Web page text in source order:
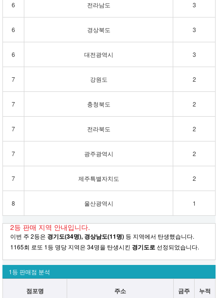
6 전라남도 3
6 경상북도 3
6 대전광역시 3
7 강원도 2
7 충청북도 2
7 전라북도 2
7 광주광역시 2
7 제주특별자치도 2
8 울산광역시 1
2등 판매 지역 안내입니다.
이번 주 2등은 경기도(34명), 경상남도(11명) 등 지역에서 탄생했습니다.
1165회 로또 1등 명당 지역은 34명을 탄생시킨 경기도로선정되었습니다.
1등 판매점 분석
점포명 주소 금주 누적